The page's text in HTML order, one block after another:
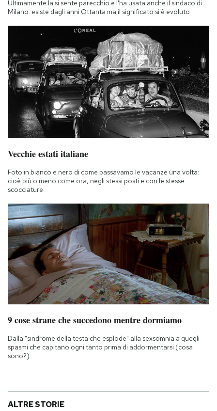
Ultimamente la si sente parecchio e l'ha usata anche il sindaco di
Milano: esiste dagli anni Ottanta ma il significato si è evoluto
Vecchie estati italiane
Foto in bianco e nero di come passavamo le vacanze una volta:
cioè più o meno come ora, negli stessi posti e con le stesse
scocciature
9 cose strane che succedono mentre dormiamo
Dalla "sindrome della testa che esplode" alla sexsomnia a quegli
spasmi che capitano ogni tanto prima di addormentarsi (cosa
sono?)
ALTRE STORIE